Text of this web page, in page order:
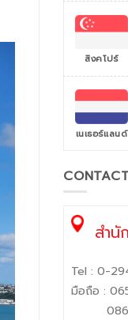
สิงคโปร์
เนเธอร์แลนด์
สำนั
Tel : 0-
มือถือ :